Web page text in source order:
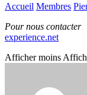
Accueil Membres
Pour nous contacter
experience.net
Afficher moins